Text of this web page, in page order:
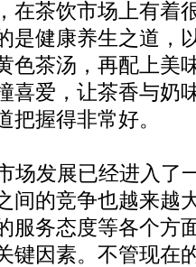
在茶饮市场上有着
是健康养生之道，
色茶汤，再配上美
喜爱，让茶香与奶
把握得非常好。
场发展已经进入了
间的竞争也越来越
服务态度等各个方
键因素。不管现在